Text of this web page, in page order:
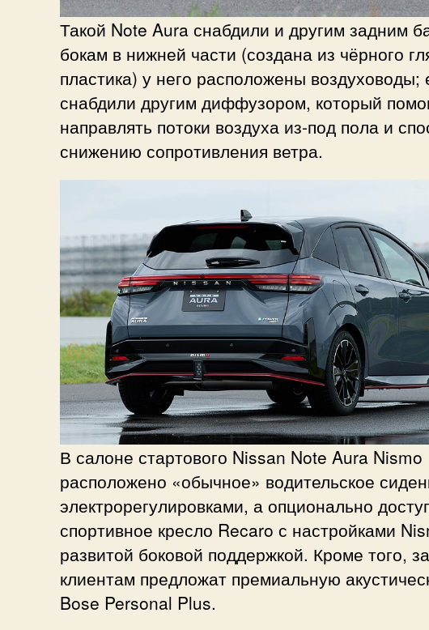
Такой Note Aura снабдили и другим задним
бокам в нижней части (создана из чёрного
пластика) у него расположены воздуховоды;
снабдили другим диффузором, который
направлять потоки воздуха из-под пола и
снижению сопротивления ветра.
В салоне стартового Nissan Note Aura Nismo
расположено «обычное» водительское
электрорегулировками, а опционально
спортивное кресло Recaro с настройками
развитой боковой поддержкой. Кроме того,
клиентам предложат премиальную
Bose Personal Plus.